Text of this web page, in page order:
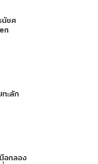
นัชศ
ะลัก
อกลอง